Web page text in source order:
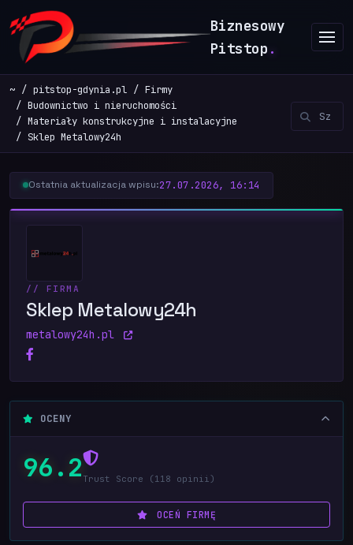
Biznesowy
Pitstop .
~ pitstop-gdynia.pl
Firmy
Budownictwo i nieruchomości
Materiały konstrukcyjne i instalacyjne
Sklep Metalowy24h
Ostatnia aktualizacja wpisu:27.07.2026, 16:14
// FIRMA
Sklep Metalowy24h
metalowy24h.pl
OCENY
96.2 Trust Score (118 opinii)
OCEŃ FIRMĘ